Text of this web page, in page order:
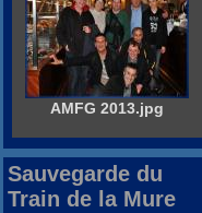
AMFG 2013.jpg
Sauvegarde du
Train de la Mure